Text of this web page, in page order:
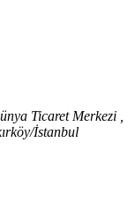
Ticaret Merkezi ,
İstanbul